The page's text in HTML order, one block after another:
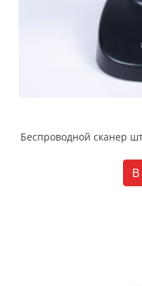
Беспроводной сканер
В